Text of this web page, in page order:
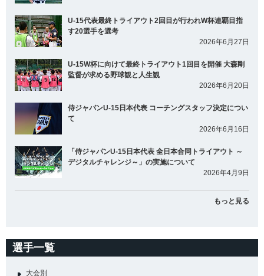
U-15代表最終トライアウト2回目が行われW杯連覇目指
す20選手を選考
2026年6月27日
U-15W杯に向けて最終トライアウト1回目を開催 大森剛
監督が求める野球観と人生観
2026年6月20日
侍ジャパンU-15日本代表 コーチングスタッフ決定につい
て
2026年6月16日
「侍ジャパンU-15日本代表 全日本合同トライアウト ～
デジタルチャレンジ～」の実施について
2026年4月9日
もっと見る
選手一覧
大会別